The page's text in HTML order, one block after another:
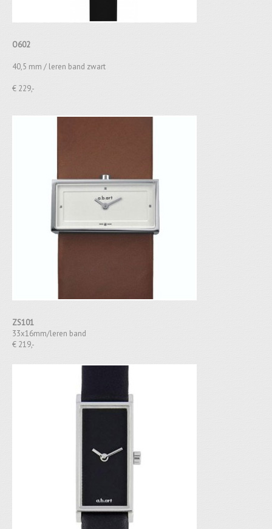
O602
40,5 mm / leren band zwart
€ 229,-
ZS101
33x16mm/leren band
€ 219,-